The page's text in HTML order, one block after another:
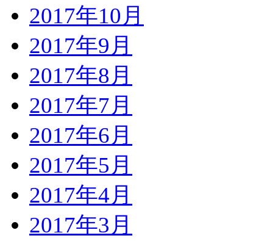
2017年10月
2017年9月
2017年8月
2017年7月
2017年6月
2017年5月
2017年4月
2017年3月